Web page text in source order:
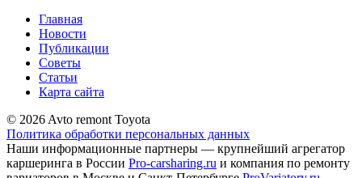
Главная
Новости
Публикации
Советы
Статьи
Карта сайта
© 2026 Avto remont Toyota
Политика обработки персональных данных
Наши информационные партнеры — крупнейший агрегатор
каршеринга в России Pro-carsharing.ru и компания по ремонту